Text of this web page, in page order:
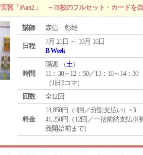
習「Part2」 ～78枚のフルセット・カードを
講師 森信 彰雄
日程
7月 25日 ～ 10月 10日
B Week
時間
隔週 （土）
11：30～12：50／13：10～14：30
（1日2コマ）
回数
全12回
料金
14,850円（4回／分割支払い）×3
41,250円（12回／一括前納支払※
義開始前まで）